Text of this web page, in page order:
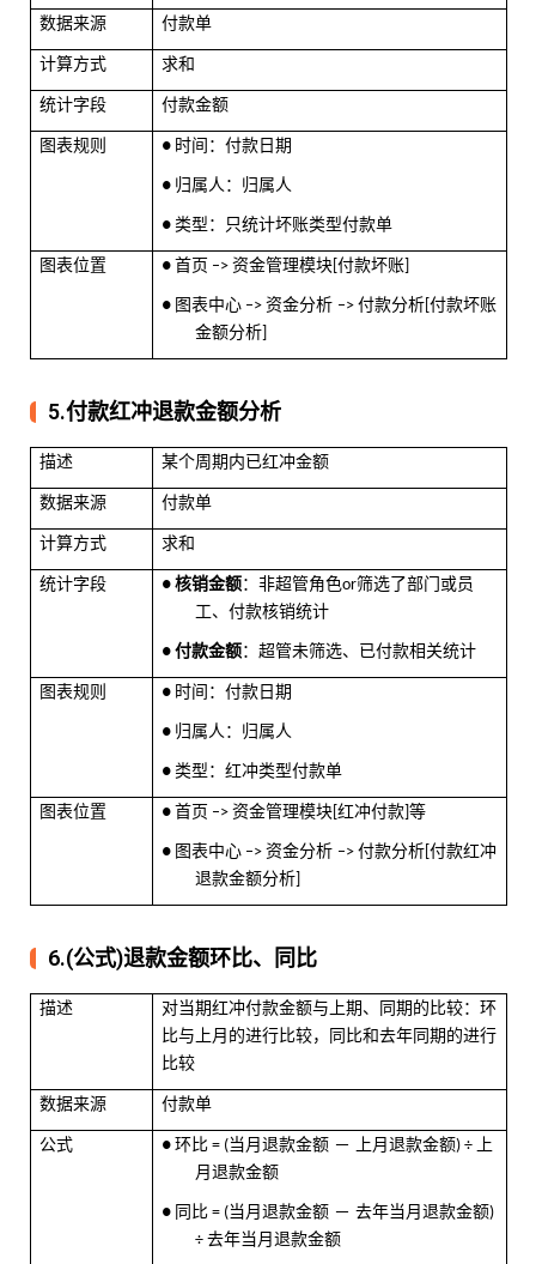
数据来源 付款单
计算方式 求和
统计字段 付款金额
图表规则 ● 时间：付款日期
● 归属人：归属人
● 类型：只统计坏账类型付款单
图表位置 ●首页 –>资金管理模块 [付款坏账
● 图表中心 –>资金分析 –>付款分析 [付款坏账
金额分析
5.付款红冲退款金额分析
描述 某个周期内已红冲金额
数据来源 付款单
计算方式 求和
统计字段 ●核销金额：非超管角色or筛选了部门或员
工、付款核销统计
●付款金额：超管未筛选、已付款相关统计
图表规则 ● 时间：付款日期
● 归属人：归属人
● 类型：红冲类型付款单
图表位置 ●首页 –>资金管理模块 [红冲付款 ]等
● 图表中心 –>资金分析 –>付款分析 [付款红冲
退款金额分析
6.(公式)退款金额环比、同比
描述
对当期红冲付款金额与上期、同期的比较：环
比与上月的进行比较，同比和去年同期的进行
比较
数据来源 付款单
公式 ●环比 = (当月退款金额 － 上月退款金额) ÷
上
月退款金额
● 同比 = (当月退款金额 － 去年当月退款金额)
÷去年当月退款金额